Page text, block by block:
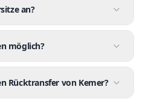
an?
möglich?
Rücktransfer von Kemer?